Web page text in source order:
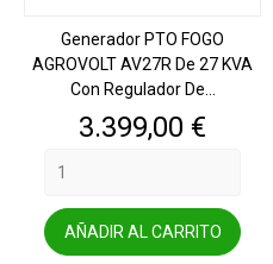
Generador PTO FOGO
AGROVOLT AV27R De 27 KVA
Con Regulador De...
Precio
3.399,00 €
AÑADIR AL CARRITO